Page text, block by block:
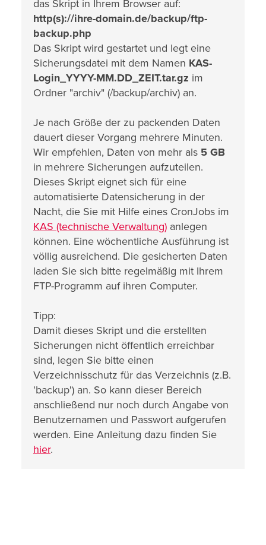
das Skript in Ihrem Browser auf:
http(s)://ihre-domain.de/backup/ftp-
backup.php
Das Skript wird gestartet und legt eine
Sicherungsdatei mit dem Namen KAS-
Login_YYYY-MM.DD_ZEIT.tar.gz im
Ordner "archiv" (/backup/archiv) an.
Je nach Größe der zu packenden Daten
dauert dieser Vorgang mehrere Minuten.
Wir empfehlen, Daten von mehr als 5 GB
in mehrere Sicherungen aufzuteilen.
Dieses Skript eignet sich für eine
automatisierte Datensicherung in der
Nacht, die Sie mit Hilfe eines CronJobs im
KAS (technische Verwaltung) anlegen
können. Eine wöchentliche Ausführung ist
völlig ausreichend. Die gesicherten Daten
laden Sie sich bitte regelmäßig mit Ihrem
FTP-Programm auf ihren Computer.
Tipp:
Damit dieses Skript und die erstellten
Sicherungen nicht öffentlich erreichbar
sind, legen Sie bitte einen
Verzeichnisschutz für das Verzeichnis (z.B.
'backup') an. So kann dieser Bereich
anschließend nur noch durch Angabe von
Benutzernamen und Passwort aufgerufen
werden. Eine Anleitung dazu finden Sie
hier.